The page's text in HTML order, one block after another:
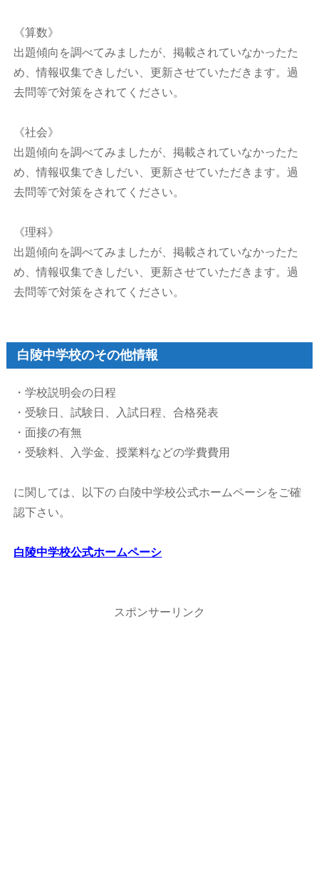
《算数》
出題傾向を調べてみましたが、掲載されていなかったた
め、情報収集できしだい、更新させていただきます。過
去問等で対策をされてください。
《社会》
出題傾向を調べてみましたが、掲載されていなかったた
め、情報収集できしだい、更新させていただきます。過
去問等で対策をされてください。
《理科》
出題傾向を調べてみましたが、掲載されていなかったた
め、情報収集できしだい、更新させていただきます。過
去問等で対策をされてください。
白陵中学校のその他情報
・学校説明会の日程
・受験日、試験日、入試日程、合格発表
・面接の有無
・受験料、入学金、授業料などの学費費用
に関しては、以下の 白陵中学校公式ホームペーシをご確
認下さい。
白陵中学校公式ホームペーシ
スポンサーリンク